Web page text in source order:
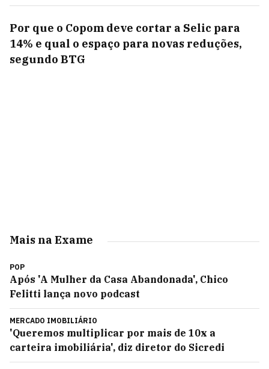
Por que o Copom deve cortar a Selic para
14% e qual o espaço para novas reduções,
segundo BTG
Mais na Exame
POP
Após 'A Mulher da Casa Abandonada', Chico
Felitti lança novo podcast
MERCADO IMOBILIÁRIO
'Queremos multiplicar por mais de 10x a
carteira imobiliária', diz diretor do Sicredi